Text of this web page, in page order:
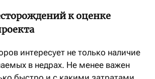
к оценке
интересует не только наличие
в недрах. Не менее важен